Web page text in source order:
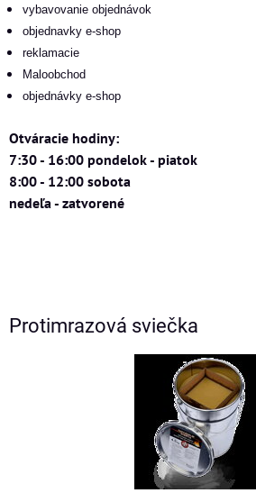
vybavovanie objednávok
objednavky e-shop
reklamacie
Maloobchod
objednávky e-shop
Otváracie hodiny:
7:30 - 16:00 pondelok - piatok
8:00 - 12:00 sobota
nedeľa - zatvorené
Protimrazová sviečka